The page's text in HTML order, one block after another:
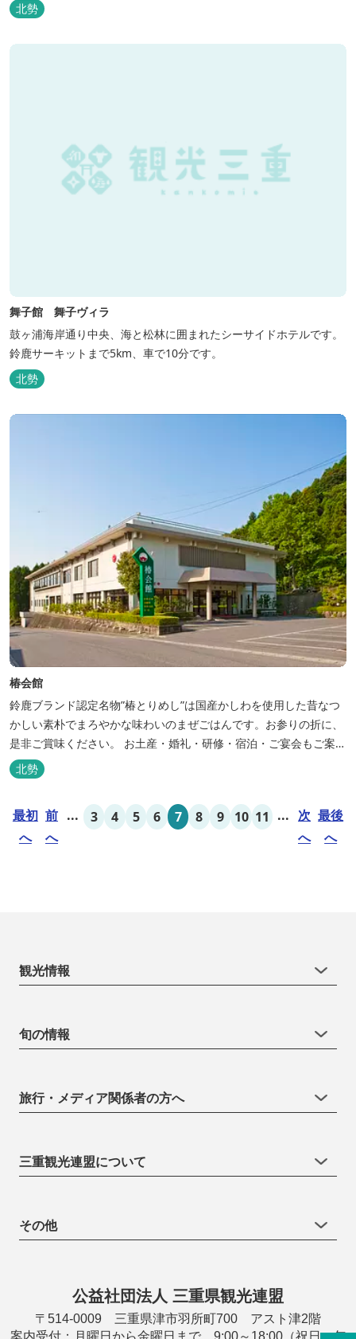
北勢
舞子館 舞子ヴィラ
鼓ヶ浦海岸通り中央、海と松林に囲まれたシーサイドホテルです。
鈴鹿サーキットまで5km、車で10分です。
北勢
椿会館
鈴鹿ブランド認定名物”椿とりめし”は国産かしわを使用した昔なつ
かしい素朴でまろやかな味わいのまぜごはんです。お参りの折に、
是非ご賞味ください。 お土産・婚礼・研修・宿泊・ご宴会もご案内
しております。
北勢
最初
へ
前
へ
... 3 4 5 6 7 8 9 10 11 ... 次
へ
最後
へ
観光情報
旬の情報
旅行・メディア関係者の方へ
三重観光連盟について
その他
公益社団法人 三重県観光連盟
〒514-0009 三重県津市羽所町700 アスト津2階
案内受付：月曜日から金曜日まで 9:00～18:00（祝日・年